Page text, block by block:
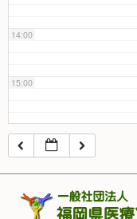
14:00
15:00
16:00